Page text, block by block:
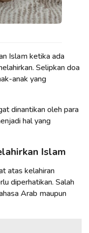
Islam ketika ada
Selipkan doa
anak yang
dinantikan oleh para
hal yang
Islam
atas kelahiran
diperhatikan. Salah
Arab maupun